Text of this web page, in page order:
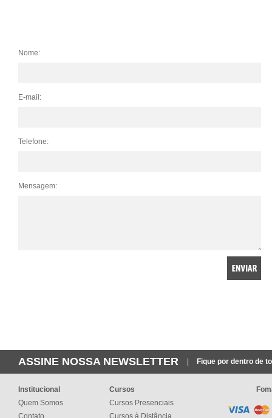
Nome:
E-mail:
Telefone:
Mensagem:
ASSINE NOSSA NEWSLETTER Fique por dentro de
Institucional
Quem Somos
Contato
Cursos
Cursos Presenciais
Cursos à Distância